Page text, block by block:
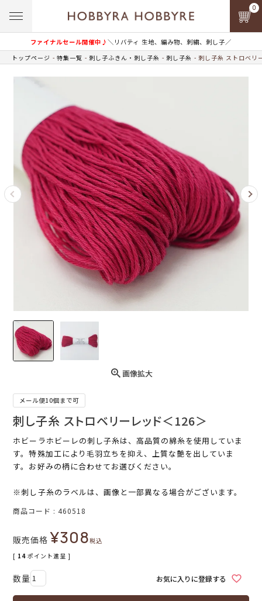
ファイナルセール開催中♪＼リバティ 生地、編み物、刺繍、刺し子／
0
トップページ 特集一覧 刺し子ふきん・刺し子糸 刺し子糸 刺し子糸 ストロベリ
画像拡大
メール便10個まで可
刺し子糸 ストロベリーレッド＜126＞
ホビーラホビーレの刺し子糸は、高品質の綿糸を使用していま
す。特殊加工により毛羽立ちを抑え、上質な艶を出していま
す。お好みの柄に合わせてお選びください。
※刺し子糸のラベルは、画像と一部異なる場合がございます。
商品コード 460518
販売価格 ¥308税込
[ 14 ポイント進呈 ]
お気に入りに登録する